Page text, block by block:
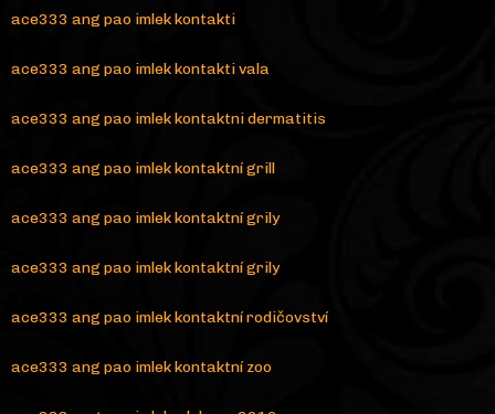
ace333 ang pao imlek kontakti
ace333 ang pao imlek kontakti vala
ace333 ang pao imlek kontaktni dermatitis
ace333 ang pao imlek kontaktní grill
ace333 ang pao imlek kontaktní grily
ace333 ang pao imlek kontaktní grily
ace333 ang pao imlek kontaktní rodičovství
ace333 ang pao imlek kontaktní zoo